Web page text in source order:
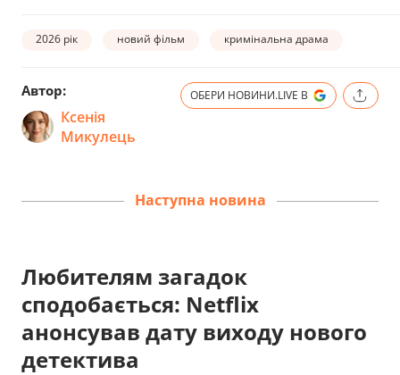
2026 рік новий фільм кримінальна драма
Автор:
Ксенія
Микулець
ОБЕРИ НОВИНИ.LIVE В
Наступна новина
Любителям загадок
сподобається: Netflix
анонсував дату виходу нового
детектива